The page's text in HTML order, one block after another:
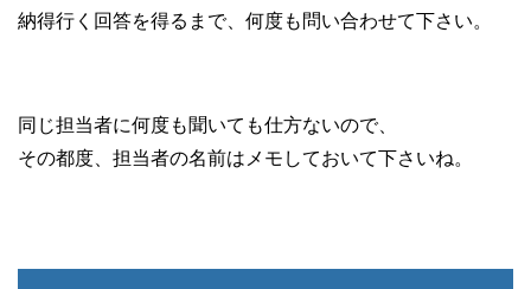
納得行く回答を得るまで、何度も問い合わせて下さい。
同じ担当者に何度も聞いても仕方ないので、
その都度、担当者の名前はメモしておいて下さいね。